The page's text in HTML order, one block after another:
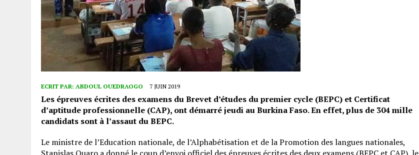
ECRIT PAR: ABDOUL OUEDRAOGO 7 JUIN 2019
Les épreuves écrites des examens du Brevet d’études du premier cycle (BEPC) et Certificat
d’aptitude professionnelle (CAP), ont démarré jeudi au Burkina Faso. En effet, plus de 304 mille
candidats sont à l’assaut du BEPC.
Le ministre de l’Education nationale, de l’Alphabétisation et de la Promotion des langues nationales,
Stanislas Ouaro a donné le coup d’envoi officiel des épreuves écrites des deux examens (BEPC et CAP), le